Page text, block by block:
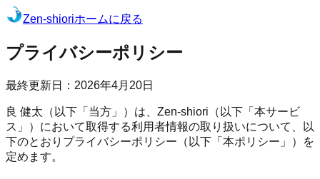
Zen-shioriホームに戻る
プライバシーポリシー
最終更新日： 2026年4月20日
良 健太 （以下「当方」）は、Zen-shiori（以下「本サービ
ス」）において取得する利用者情報の取り扱いについて、以
下のとおりプライバシーポリシー（以下「本ポリシー」）を
定めます。